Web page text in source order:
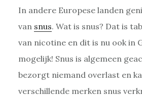
In andere Europese landen
van snus. Wat is snus? Dat is
van nicotine en dit is nu ook in
mogelijk! Snus is algemeen
bezorgt niemand overlast en
verschillende merken snus